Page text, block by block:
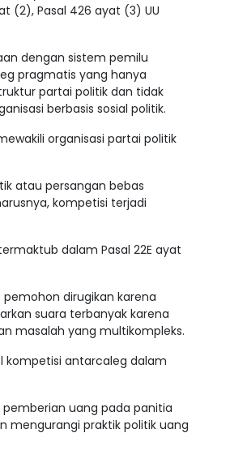
(2), Pasal 426 ayat (3) UU
dengan sistem pemilu
pragmatis yang hanya
partai politik dan tidak
berbasis sosial politik.
organisasi partai politik
atau persangan bebas
kompetisi terjadi
dalam Pasal 22E ayat
dirugikan karena
suara terbanyak karena
masalah yang multikompleks.
kompetisi antarcaleg dalam
uang pada panitia
mengurangi praktik politik uang